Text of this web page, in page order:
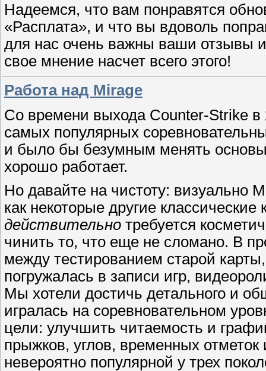
Надеемся, что вам понравятся
«Расплата», и что вы вдоволь
для нас очень важны ваши отзывы
свое мнение насчет всего этого!
Работа над Mirage
Со времени выхода Counter-Strike в
самых популярных
и было бы безумным менять основы
хорошо работает.
Но давайте на чистоту: визуально
как некоторые другие
действительно требуется
чинить то, что еще не сломано. В
между тестированием старой
погружалась в записи игр,
Мы хотели достичь детального и
игралась на соревновательном
цели: улучшить читаемость и
прыжков, углов, временных отметок
невероятно популярной у трех